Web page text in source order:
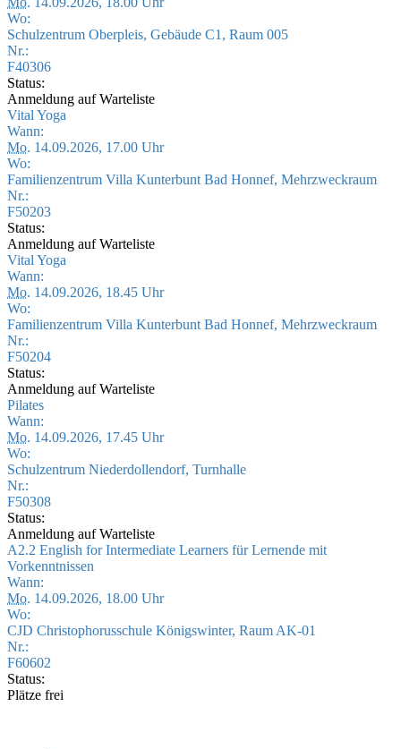
Wo:
Schulzentrum Oberpleis, Gebäude C1, Raum 005
Nr.:
F40306
Status:
Anmeldung auf Warteliste
Vital Yoga
Wann:
Mo. 14.09.2026, 17.00 Uhr
Wo:
Familienzentrum Villa Kunterbunt Bad Honnef, Mehrzweckraum
Nr.:
F50203
Status:
Anmeldung auf Warteliste
Vital Yoga
Wann:
Mo. 14.09.2026, 18.45 Uhr
Wo:
Familienzentrum Villa Kunterbunt Bad Honnef, Mehrzweckraum
Nr.:
F50204
Status:
Anmeldung auf Warteliste
Pilates
Wann:
Mo. 14.09.2026, 17.45 Uhr
Wo:
Schulzentrum Niederdollendorf, Turnhalle
Nr.:
F50308
Status:
Anmeldung auf Warteliste
A2.2 English for Intermediate Learners für Lernende mit
Vorkenntnissen
Wann:
Mo. 14.09.2026, 18.00 Uhr
Wo:
CJD Christophorusschule Königswinter, Raum AK-01
Nr.:
F60602
Status:
Plätze frei